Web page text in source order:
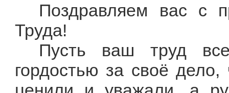
Поздравляем вас с
Труда!
Пусть ваш труд
гордостью за своё